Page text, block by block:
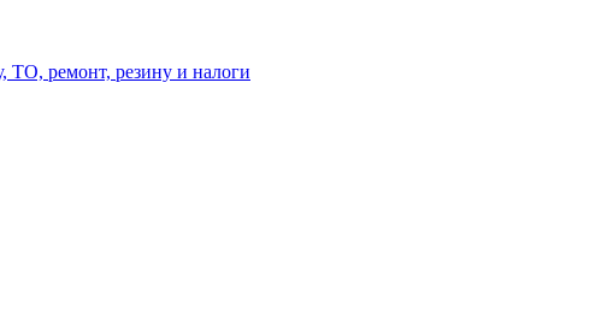
ТО, ремонт, резину и налоги